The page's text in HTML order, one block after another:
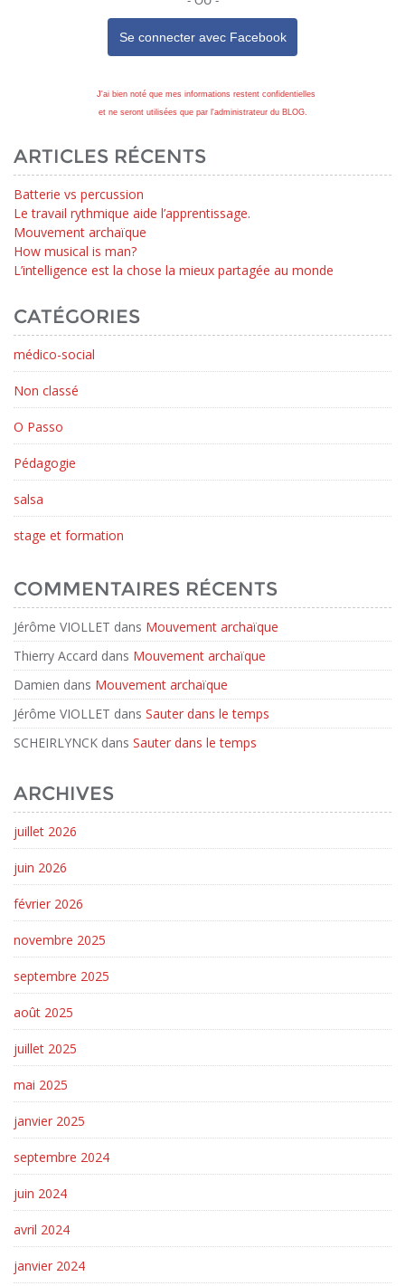
Se connecter avec Facebook
J'ai bien noté que mes informations restent confidentielles
et ne seront utilisées que par l'administrateur du BLOG.
ARTICLES RÉCENTS
Batterie vs percussion
Le travail rythmique aide l’apprentissage.
Mouvement archaïque
How musical is man?
L’intelligence est la chose la mieux partagée au monde
CATÉGORIES
médico-social
Non classé
O Passo
Pédagogie
salsa
stage et formation
COMMENTAIRES RÉCENTS
Jérôme VIOLLET dans Mouvement archaïque
Thierry Accard dans Mouvement archaïque
Damien dans Mouvement archaïque
Jérôme VIOLLET dans Sauter dans le temps
SCHEIRLYNCK dans Sauter dans le temps
ARCHIVES
juillet 2026
juin 2026
février 2026
novembre 2025
septembre 2025
août 2025
juillet 2025
mai 2025
janvier 2025
septembre 2024
juin 2024
avril 2024
janvier 2024